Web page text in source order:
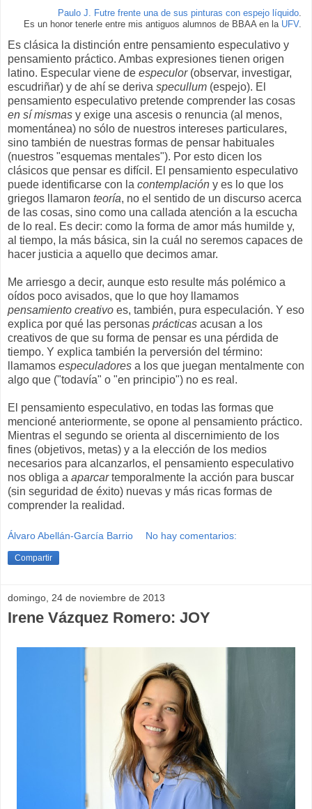
Paulo J. Futre frente una de sus pinturas con espejo líquido.
Es un honor tenerle entre mis antiguos alumnos de BBAA en la UFV.
Es clásica la distinción entre pensamiento especulativo y
pensamiento práctico. Ambas expresiones tienen origen
latino. Especular viene de especulor(observar, investigar,
escudriñar) y de ahí se deriva specullum (espejo). El
pensamiento especulativo pretende comprender las cosas
en sí mismas y exige una ascesis o renuncia (al menos,
momentánea) no sólo de nuestros intereses particulares,
sino también de nuestras formas de pensar habituales
(nuestros "esquemas mentales"). Por esto dicen los
clásicos que pensar es difícil. El pensamiento especulativo
puede identificarse con la contemplación y es lo que los
griegos llamaron teoría, no el sentido de un discurso acerca
de las cosas, sino como una callada atención a la escucha
de lo real. Es decir: como la forma de amor más humilde y,
al tiempo, la más básica, sin la cuál no seremos capaces de
hacer justicia a aquello que decimos amar.
Me arriesgo a decir, aunque esto resulte más polémico a
oídos poco avisados, que lo que hoy llamamos
pensamiento creativo es, también, pura especulación. Y eso
explica por qué las personas prácticas acusan a los
creativos de que su forma de pensar es una pérdida de
tiempo. Y explica también la perversión del término:
llamamos especuladores a los que juegan mentalmente con
algo que ("todavía" o "en principio") no es real.
El pensamiento especulativo, en todas las formas que
mencioné anteriormente, se opone al pensamiento práctico.
Mientras el segundo se orienta al discernimiento de los
fines (objetivos, metas) y a la elección de los medios
necesarios para alcanzarlos, el pensamiento especulativo
nos obliga a aparcartemporalmente la acción para buscar
(sin seguridad de éxito) nuevas y más ricas formas de
comprender la realidad.
Álvaro Abellán-García Barrio No hay comentarios:
Compartir
domingo, 24 de noviembre de 2013
Irene Vázquez Romero: JOY